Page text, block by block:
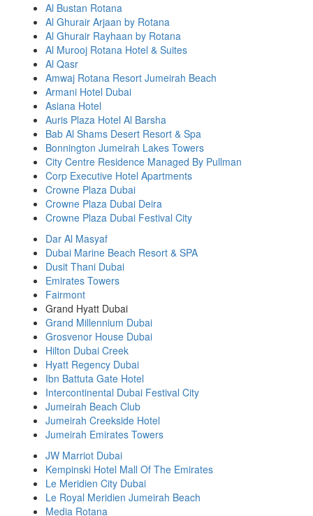
Al Bustan Rotana
Al Ghurair Arjaan by Rotana
Al Ghurair Rayhaan by Rotana
Al Murooj Rotana Hotel & Suites
Al Qasr
Amwaj Rotana Resort Jumeirah Beach
Armani Hotel Dubai
Asiana Hotel
Auris Plaza Hotel Al Barsha
Bab Al Shams Desert Resort & Spa
Bonnington Jumeirah Lakes Towers
City Centre Residence Managed By Pullman
Corp Executive Hotel Apartments
Crowne Plaza Dubai
Crowne Plaza Dubai Deira
Crowne Plaza Dubai Festival City
Dar Al Masyaf
Dubai Marine Beach Resort & SPA
Dusit Thani Dubai
Emirates Towers
Fairmont
Grand Hyatt Dubai
Grand Millennium Dubai
Grosvenor House Dubai
Hilton Dubai Creek
Hyatt Regency Dubai
Ibn Battuta Gate Hotel
Intercontinental Dubai Festival City
Jumeirah Beach Club
Jumeirah Creekside Hotel
Jumeirah Emirates Towers
JW Marriot Dubai
Kempinski Hotel Mall Of The Emirates
Le Meridien City Dubai
Le Royal Meridien Jumeirah Beach
Media Rotana